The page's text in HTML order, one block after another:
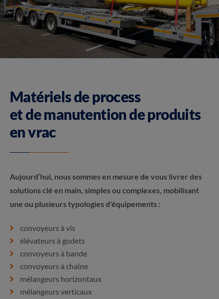
Matériels de process
et de manutention de produits
en vrac
Aujourd’hui, nous sommes en mesure de vous livrer des
solutions clé en main, simples ou complexes, mobilisant
une ou plusieurs typologies d'équipements :
convoyeurs à vis
élévateurs à godets
convoyeurs à bande
convoyeurs à chaîne
mélangeurs horizontaux
mélangeurs verticaux